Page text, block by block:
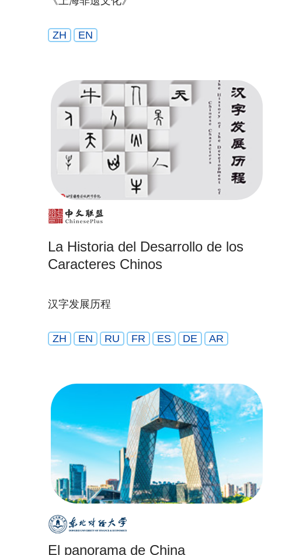
ZH EN
La Historia del Desarrollo de los
Caracteres Chinos
汉字发展历程
ZH EN RU FR ES DE AR
El panorama de China